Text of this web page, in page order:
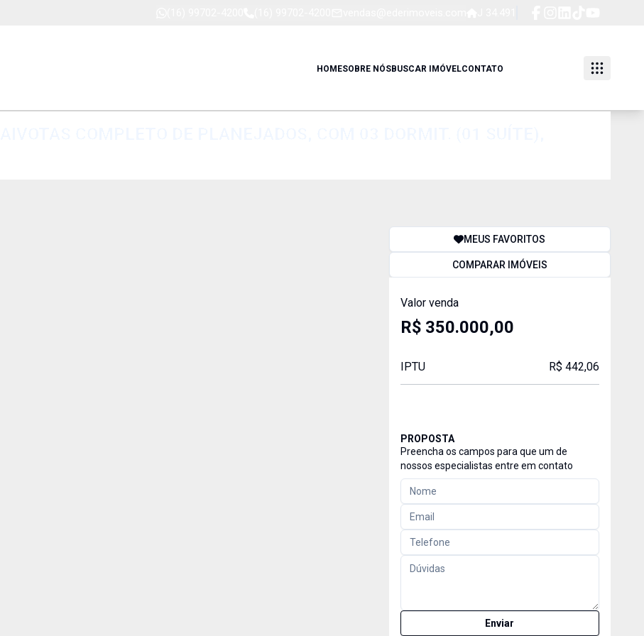
HOMESOBRE NÓSBUSCAR IMÓVELCONTATO
MEUS FAVORITOS
COMPARAR IMÓVEIS
Valor venda
R$ 350.000,00
IPTU R$ 442,06
PROPOSTA
Preencha os campos para que um de
nossos especialistas entre em contato
Enviar